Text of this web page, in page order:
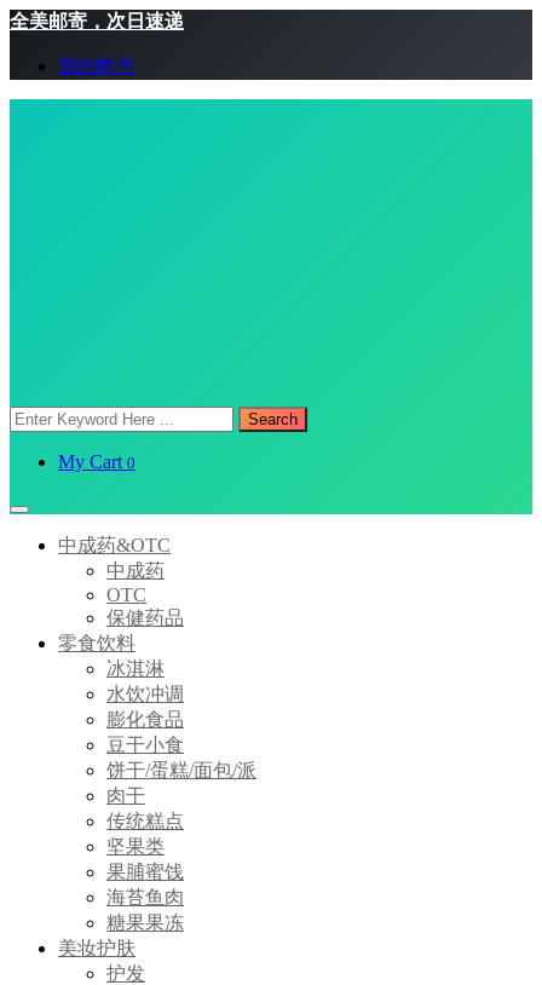
全美邮寄，次日速递
我的帐号
Search
My Cart 0
中成药&OTC
中成药
OTC
保健药品
零食饮料
冰淇淋
水饮冲调
膨化食品
豆干小食
饼干/蛋糕/面包/派
肉干
传统糕点
坚果类
果脯蜜饯
海苔鱼肉
糖果果冻
美妆护肤
护发